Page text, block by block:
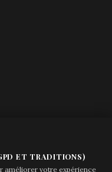
ET TRADITIONS)
améliorer votre expérience